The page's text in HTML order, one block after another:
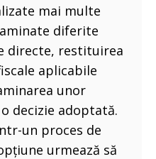
mai multe
diferite
directe, restituirea
aplicabile
unor
decizie adoptată.
un proces de
urmează să